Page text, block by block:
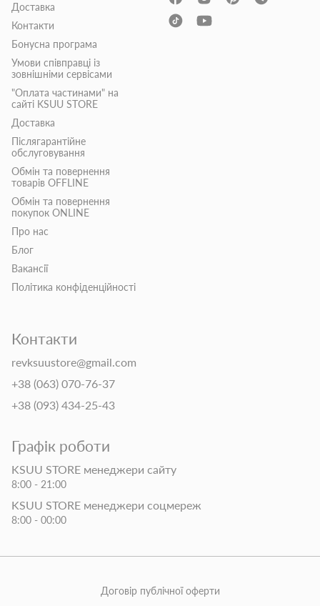
Доставка
Контакти
Бонусна програма
Умови співправці із
зовнішніми сервісами
"Оплата частинами" на
сайті KSUU STORE
Доставка
Післягарантійне
обслуговування
Обмін та повернення
товарів OFFLINE
Обмін та повернення
покупок ONLINE
Про нас
Блог
Вакансії
Політика конфіденційності
Контакти
revksuustore@gmail.com
+38 (063) 070-76-37
+38 (093) 434-25-43
Графік роботи
KSUU STORE менеджери сайту
8:00 - 21:00
KSUU STORE менеджери соцмереж
8:00 - 00:00
Договір публічної оферти